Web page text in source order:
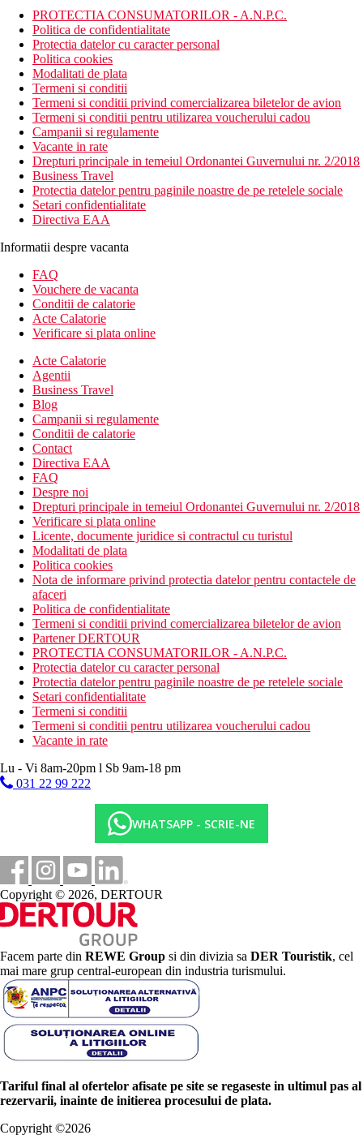
PROTECTIA CONSUMATORILOR - A.N.P.C.
Politica de confidentialitate
Protectia datelor cu caracter personal
Politica cookies
Modalitati de plata
Termeni si conditii
Termeni si conditii privind comercializarea biletelor de avion
Termeni si conditii pentru utilizarea voucherului cadou
Campanii si regulamente
Vacante in rate
Drepturi principale in temeiul Ordonantei Guvernului nr. 2/2018
Business Travel
Protectia datelor pentru paginile noastre de pe retelele sociale
Setari confidentialitate
Directiva EAA
Informatii despre vacanta
FAQ
Vouchere de vacanta
Conditii de calatorie
Acte Calatorie
Verificare si plata online
Acte Calatorie
Agentii
Business Travel
Blog
Campanii si regulamente
Conditii de calatorie
Contact
Directiva EAA
FAQ
Despre noi
Drepturi principale in temeiul Ordonantei Guvernului nr. 2/2018
Verificare si plata online
Licente, documente juridice si contractul cu turistul
Modalitati de plata
Politica cookies
Nota de informare privind protectia datelor pentru contactele de
afaceri
Politica de confidentialitate
Termeni si conditii privind comercializarea biletelor de avion
Partener DERTOUR
PROTECTIA CONSUMATORILOR - A.N.P.C.
Protectia datelor cu caracter personal
Protectia datelor pentru paginile noastre de pe retelele sociale
Setari confidentialitate
Termeni si conditii
Termeni si conditii pentru utilizarea voucherului cadou
Vacante in rate
Lu - Vi 8am-20pm l Sb 9am-18 pm
031 22 99 222
WHATSAPP - SCRIE-NE
Copyright © 2026, DERTOUR
Facem parte din REWE Group si din divizia sa DER Touristik, cel
mai mare grup central-european din industria turismului.
Tariful final al ofertelor afisate pe site se regaseste in ultimul pas al
rezervarii, inainte de initierea procesului de plata.
Copyright ©2026